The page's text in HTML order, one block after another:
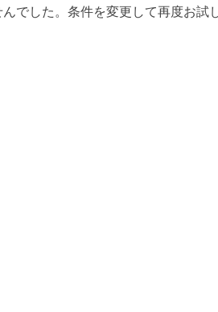
でした。条件を変更して再度お試